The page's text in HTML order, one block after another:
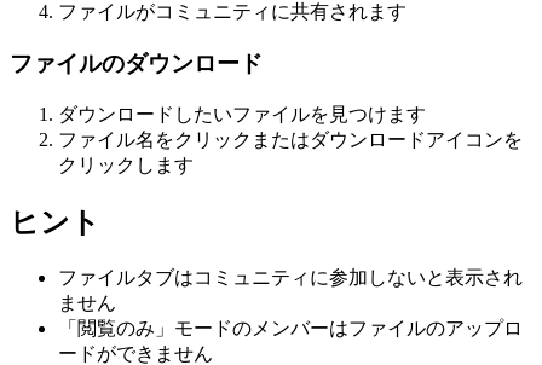
ファイルがコミュニティに共有されます
ファイルのダウンロード
ダウンロードしたいファイルを見つけます
ファイル名をクリックまたはダウンロードアイコンを
クリックします
ヒント
ファイルタブはコミュニティに参加しないと表示され
ません
「閲覧のみ」モードのメンバーはファイルのアップロ
ードができません